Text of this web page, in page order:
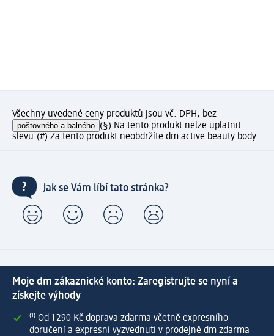
Všechny uvedené ceny produktů jsou vč. DPH, bez
poštovného a balného (§) Na tento produkt nelze uplatnit
slevu.(#) Za tento produkt neobdržíte dm active beauty body.
Jak se Vám líbí tato stránka?
Moje dm zákaznické konto: Zaregistrujte se nyní a
získejte výhody
⁽¹⁾ Od 1 290 Kč doprava zdarma včetně expresního
doručení a expresní vyzvednutí v prodejně dm zdarma